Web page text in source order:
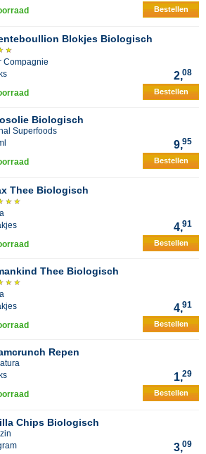
Bestellen
Blokjes Biologisch
Compagnie
2,08
Bestellen
Biologisch
Superfoods
9,95
Bestellen
Thee Biologisch
4,91
Bestellen
Thee Biologisch
4,91
Bestellen
Repen
1,29
Bestellen
Chips Biologisch
3,09